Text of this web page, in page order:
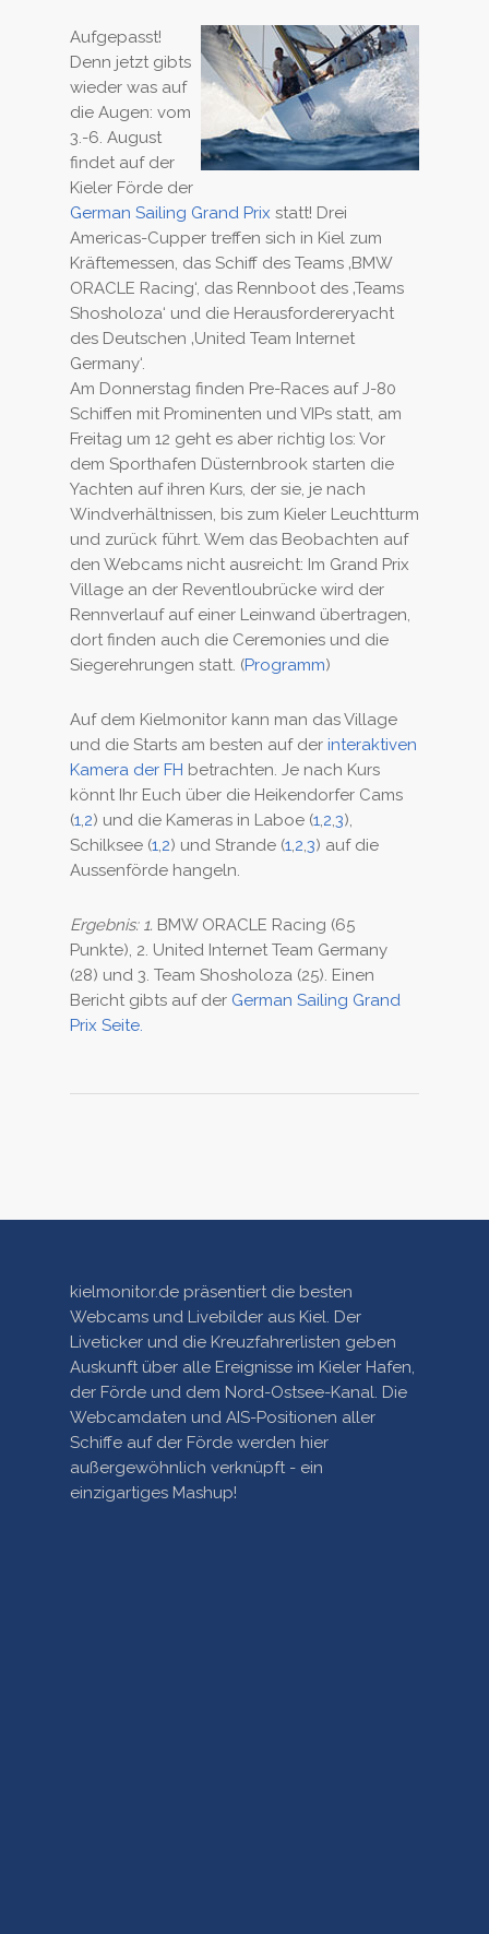
Aufgepasst!
Denn jetzt gibts
wieder was auf
die Augen: vom
3.-6. August
findet auf der
Kieler Förde der
German Sailing Grand Prix statt! Drei
Americas-Cupper treffen sich in Kiel zum
Kräftemessen, das Schiff des Teams ‚BMW
ORACLE Racing‘, das Rennboot des ‚Teams
Shosholoza‘ und die Herausfordereryacht
des Deutschen ‚United Team Internet
Germany‘.
Am Donnerstag finden Pre-Races auf J-80
Schiffen mit Prominenten und VIPs statt, am
Freitag um 12 geht es aber richtig los: Vor
dem Sporthafen Düsternbrook starten die
Yachten auf ihren Kurs, der sie, je nach
Windverhältnissen, bis zum Kieler Leuchtturm
und zurück führt. Wem das Beobachten auf
den Webcams nicht ausreicht: Im Grand Prix
Village an der Reventloubrücke wird der
Rennverlauf auf einer Leinwand übertragen,
dort finden auch die Ceremonies und die
Siegerehrungen statt. (Programm)
Auf dem Kielmonitor kann man das Village
und die Starts am besten auf der interaktiven
Kamera der FH betrachten. Je nach Kurs
könnt Ihr Euch über die Heikendorfer Cams
(1,2) und die Kameras in Laboe (1,2,3),
Schilksee (1,2) und Strande (1,2,3) auf die
Aussenförde hangeln.
Ergebnis: 1. BMW ORACLE Racing (65
Punkte), 2. United Internet Team Germany
(28) und 3. Team Shosholoza (25). Einen
Bericht gibts auf der German Sailing Grand
Prix Seite.
kielmonitor.de präsentiert die besten
Webcams und Livebilder aus Kiel. Der
Liveticker und die Kreuzfahrerlisten geben
Auskunft über alle Ereignisse im Kieler Hafen,
der Förde und dem Nord-Ostsee-Kanal. Die
Webcamdaten und AIS-Positionen aller
Schiffe auf der Förde werden hier
außergewöhnlich verknüpft - ein
einzigartiges Mashup!